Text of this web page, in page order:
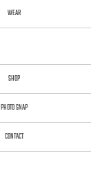
WEAR
SHOP
PHOTO SNAP
CONTACT